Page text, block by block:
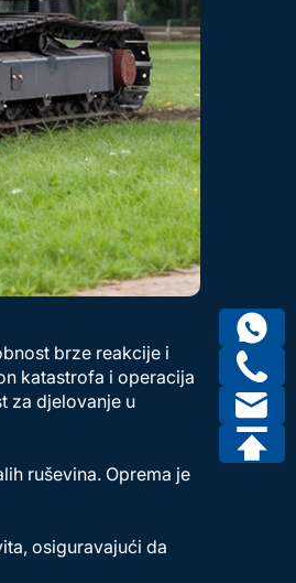
brze reakcije i
katastrofa i operacija
za djelovanje u
ruševina. Oprema je
osiguravajući da